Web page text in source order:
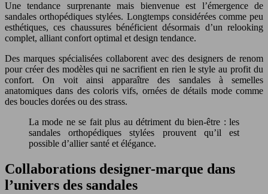
Une tendance surprenante mais bienvenue est l’émergence de
sandales orthopédiques stylées. Longtemps considérées comme peu
esthétiques, ces chaussures bénéficient désormais d’un relooking
complet, alliant confort optimal et design tendance.
Des marques spécialisées collaborent avec des designers de renom
pour créer des modèles qui ne sacrifient en rien le style au profit du
confort. On voit ainsi apparaître des sandales à semelles
anatomiques dans des coloris vifs, ornées de détails mode comme
des boucles dorées ou des strass.
La mode ne se fait plus au détriment du bien-être : les
sandales orthopédiques stylées prouvent qu’il est
possible d’allier santé et élégance.
Collaborations designer-marque dans
l’univers des sandales